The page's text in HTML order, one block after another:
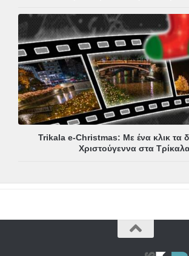
Trikala e-Christmas: Με ένα κλικ τα
Χριστούγεννα στα